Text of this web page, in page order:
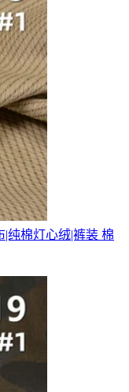
|纯棉灯心绒|裤装 棉